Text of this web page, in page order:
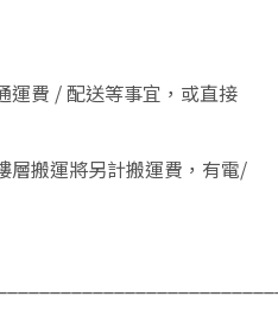
運費 / 配送等事宜，或直接
層搬運將另計搬運費，有電/